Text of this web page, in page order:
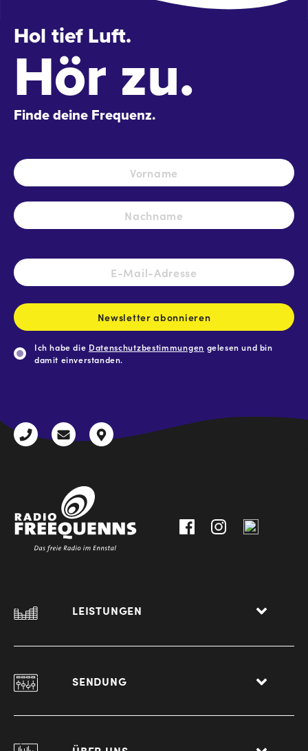
Hol tief Luft.
Hör zu.
Finde deine Frequenz.
Name *
E-
Mail-
Newsletter abonnieren
Ich habe die Datenschutzbestimmungen gelesen und bin
damit einverstanden.
+43
radio@freequenns.at
Kulturhausstraße
LEISTUNGEN
SENDUNG